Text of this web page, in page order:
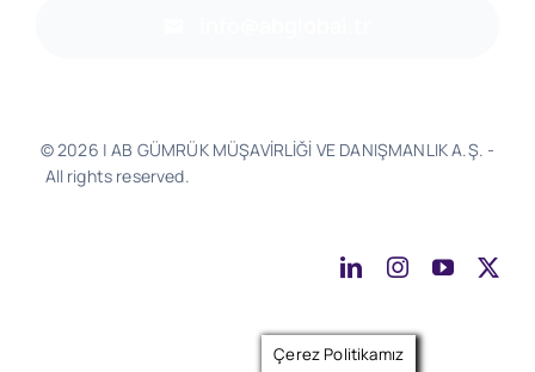
© 2026 | AB GÜMRÜK MÜŞAVİRLİĞİ VE DANIŞMANLIK A.Ş. -
All rights reserved.
Çerez Politikamız